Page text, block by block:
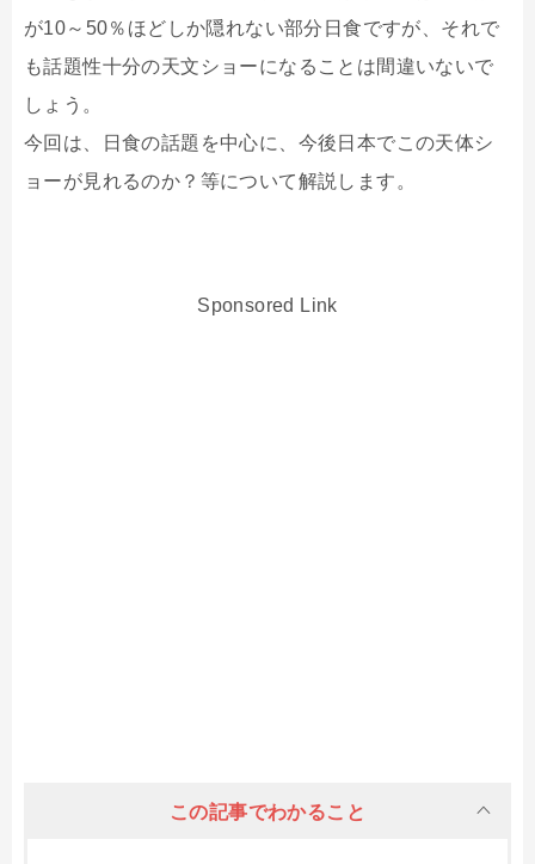
が10～50％ほどしか隠れない部分日食ですが、それで
も話題性十分の天文ショーになることは間違いないで
しょう。
今回は、日食の話題を中心に、今後日本でこの天体シ
ョーが見れるのか？等について解説します。
Sponsored Link
この記事でわかること